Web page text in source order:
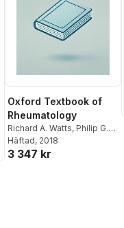
Oxford Textbook of
Rheumatology
Richard A. Watts, Philip G.
Conaghan,Christopher
Denton Helen Foster
Häftad, 2018
3 347 kr